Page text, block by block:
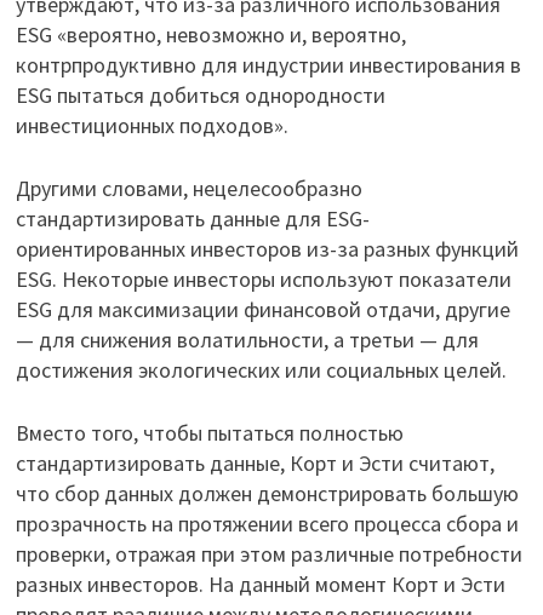
ESG «вероятно, невозможно и, вероятно,
контрпродуктивно для индустрии инвестирования в
ESG пытаться добиться однородности
инвестиционных подходов».
Другими словами, нецелесообразно
стандартизировать данные для ESG-
ориентированных инвесторов из-за разных функций
ESG. Некоторые инвесторы используют показатели
ESG для максимизации финансовой отдачи, другие
— для снижения волатильности, а третьи — для
достижения экологических или социальных целей.
Вместо того, чтобы пытаться полностью
стандартизировать данные, Корт и Эсти считают,
что сбор данных должен демонстрировать большую
прозрачность на протяжении всего процесса сбора и
проверки, отражая при этом различные потребности
разных инвесторов. На данный момент Корт и Эсти